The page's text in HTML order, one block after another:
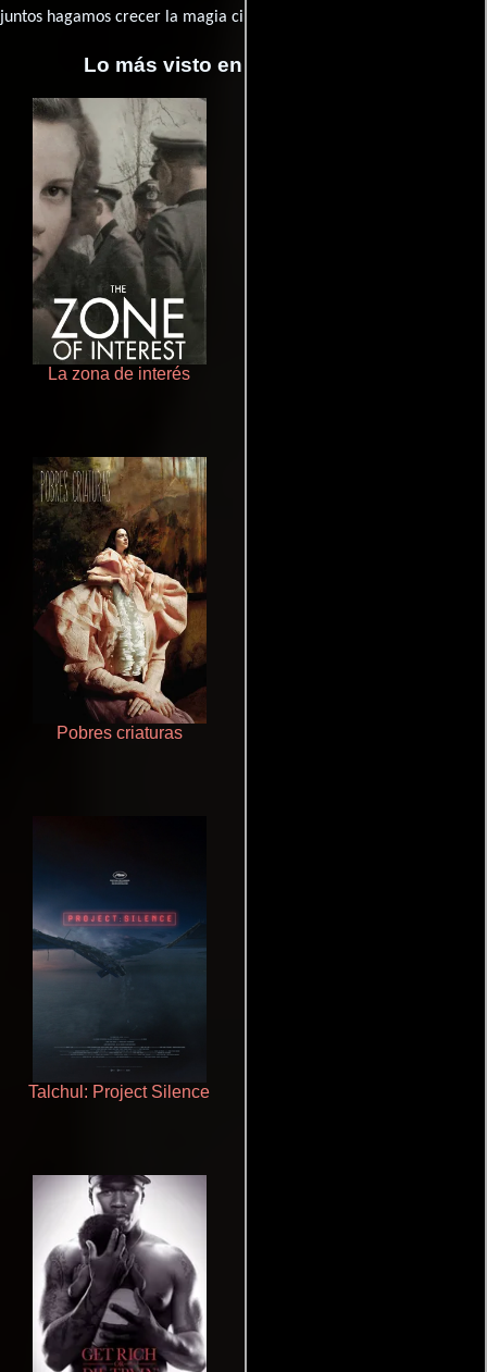
juntos hagamos crecer la magia cinematográfica!
Lo más visto en Cineyseries.net
La zona de interés
Pobres criaturas
Talchul: Project Silence